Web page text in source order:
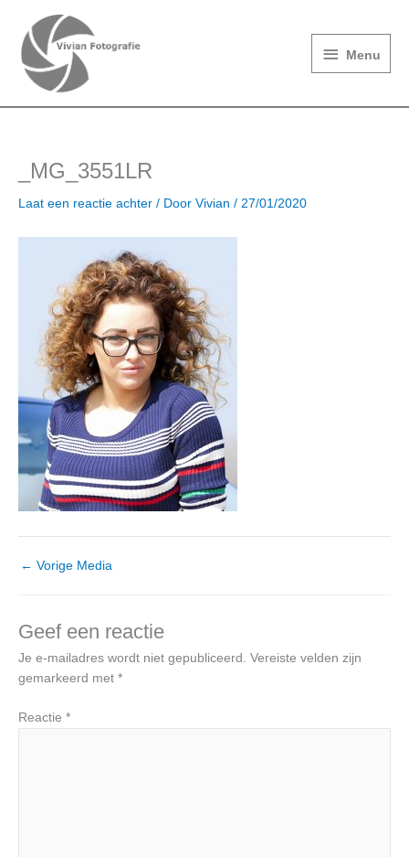
inhoud
Menu
_MG_3551LR
Laat een reactie achter / Door Vivian / 27/01/2020
← Vorige Media
Geef een reactie
Je e-mailadres wordt niet gepubliceerd. Vereiste velden zijn
gemarkeerd met *
Reactie *